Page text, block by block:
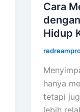
Cara
Hidup
hanya
tetapi